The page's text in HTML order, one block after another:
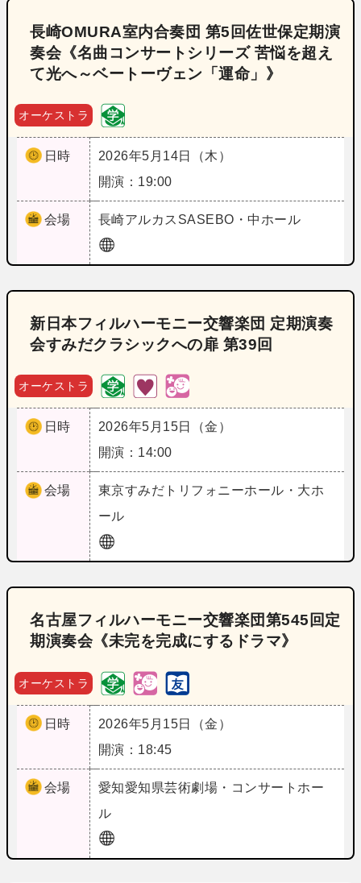
長崎OMURA室内合奏団 第5回佐世保定期演
奏会《名曲コンサートシリーズ 苦悩を超え
て光へ～ベートーヴェン「運命」》
オーケストラ
日時
2026年5月14日（木）
開演：19:00
会場 長崎アルカスSASEBO・中ホール
新日本フィルハーモニー交響楽団 定期演奏
会すみだクラシックへの扉 第39回
オーケストラ
日時
2026年5月15日（金）
開演：14:00
会場 東京すみだトリフォニーホール・大ホ
ール
名古屋フィルハーモニー交響楽団第545回定
期演奏会《未完を完成にするドラマ》
オーケストラ
日時
2026年5月15日（金）
開演：18:45
会場 愛知愛知県芸術劇場・コンサートホー
ル